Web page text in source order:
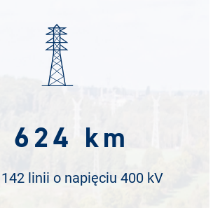
624 km
142 linii o napięciu 400 kV